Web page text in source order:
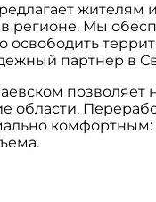
жителям
регионе. Мы
освободить
партнер в
области.